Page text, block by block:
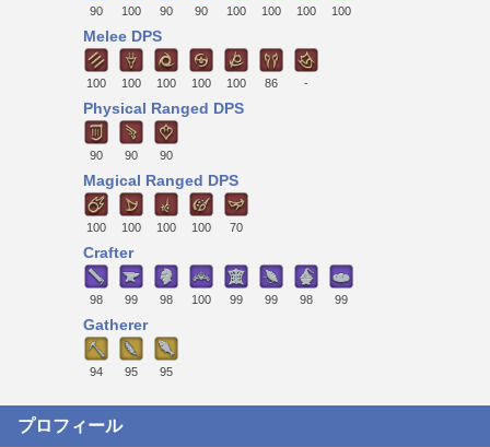
90 100 90 90 100 100 100 100
Melee DPS
100 100 100 100 100 86 -
Physical Ranged DPS
90 90 90
Magical Ranged DPS
100 100 100 100 70
Crafter
98 99 98 100 99 99 98 99
Gatherer
94 95 95
プロフィール